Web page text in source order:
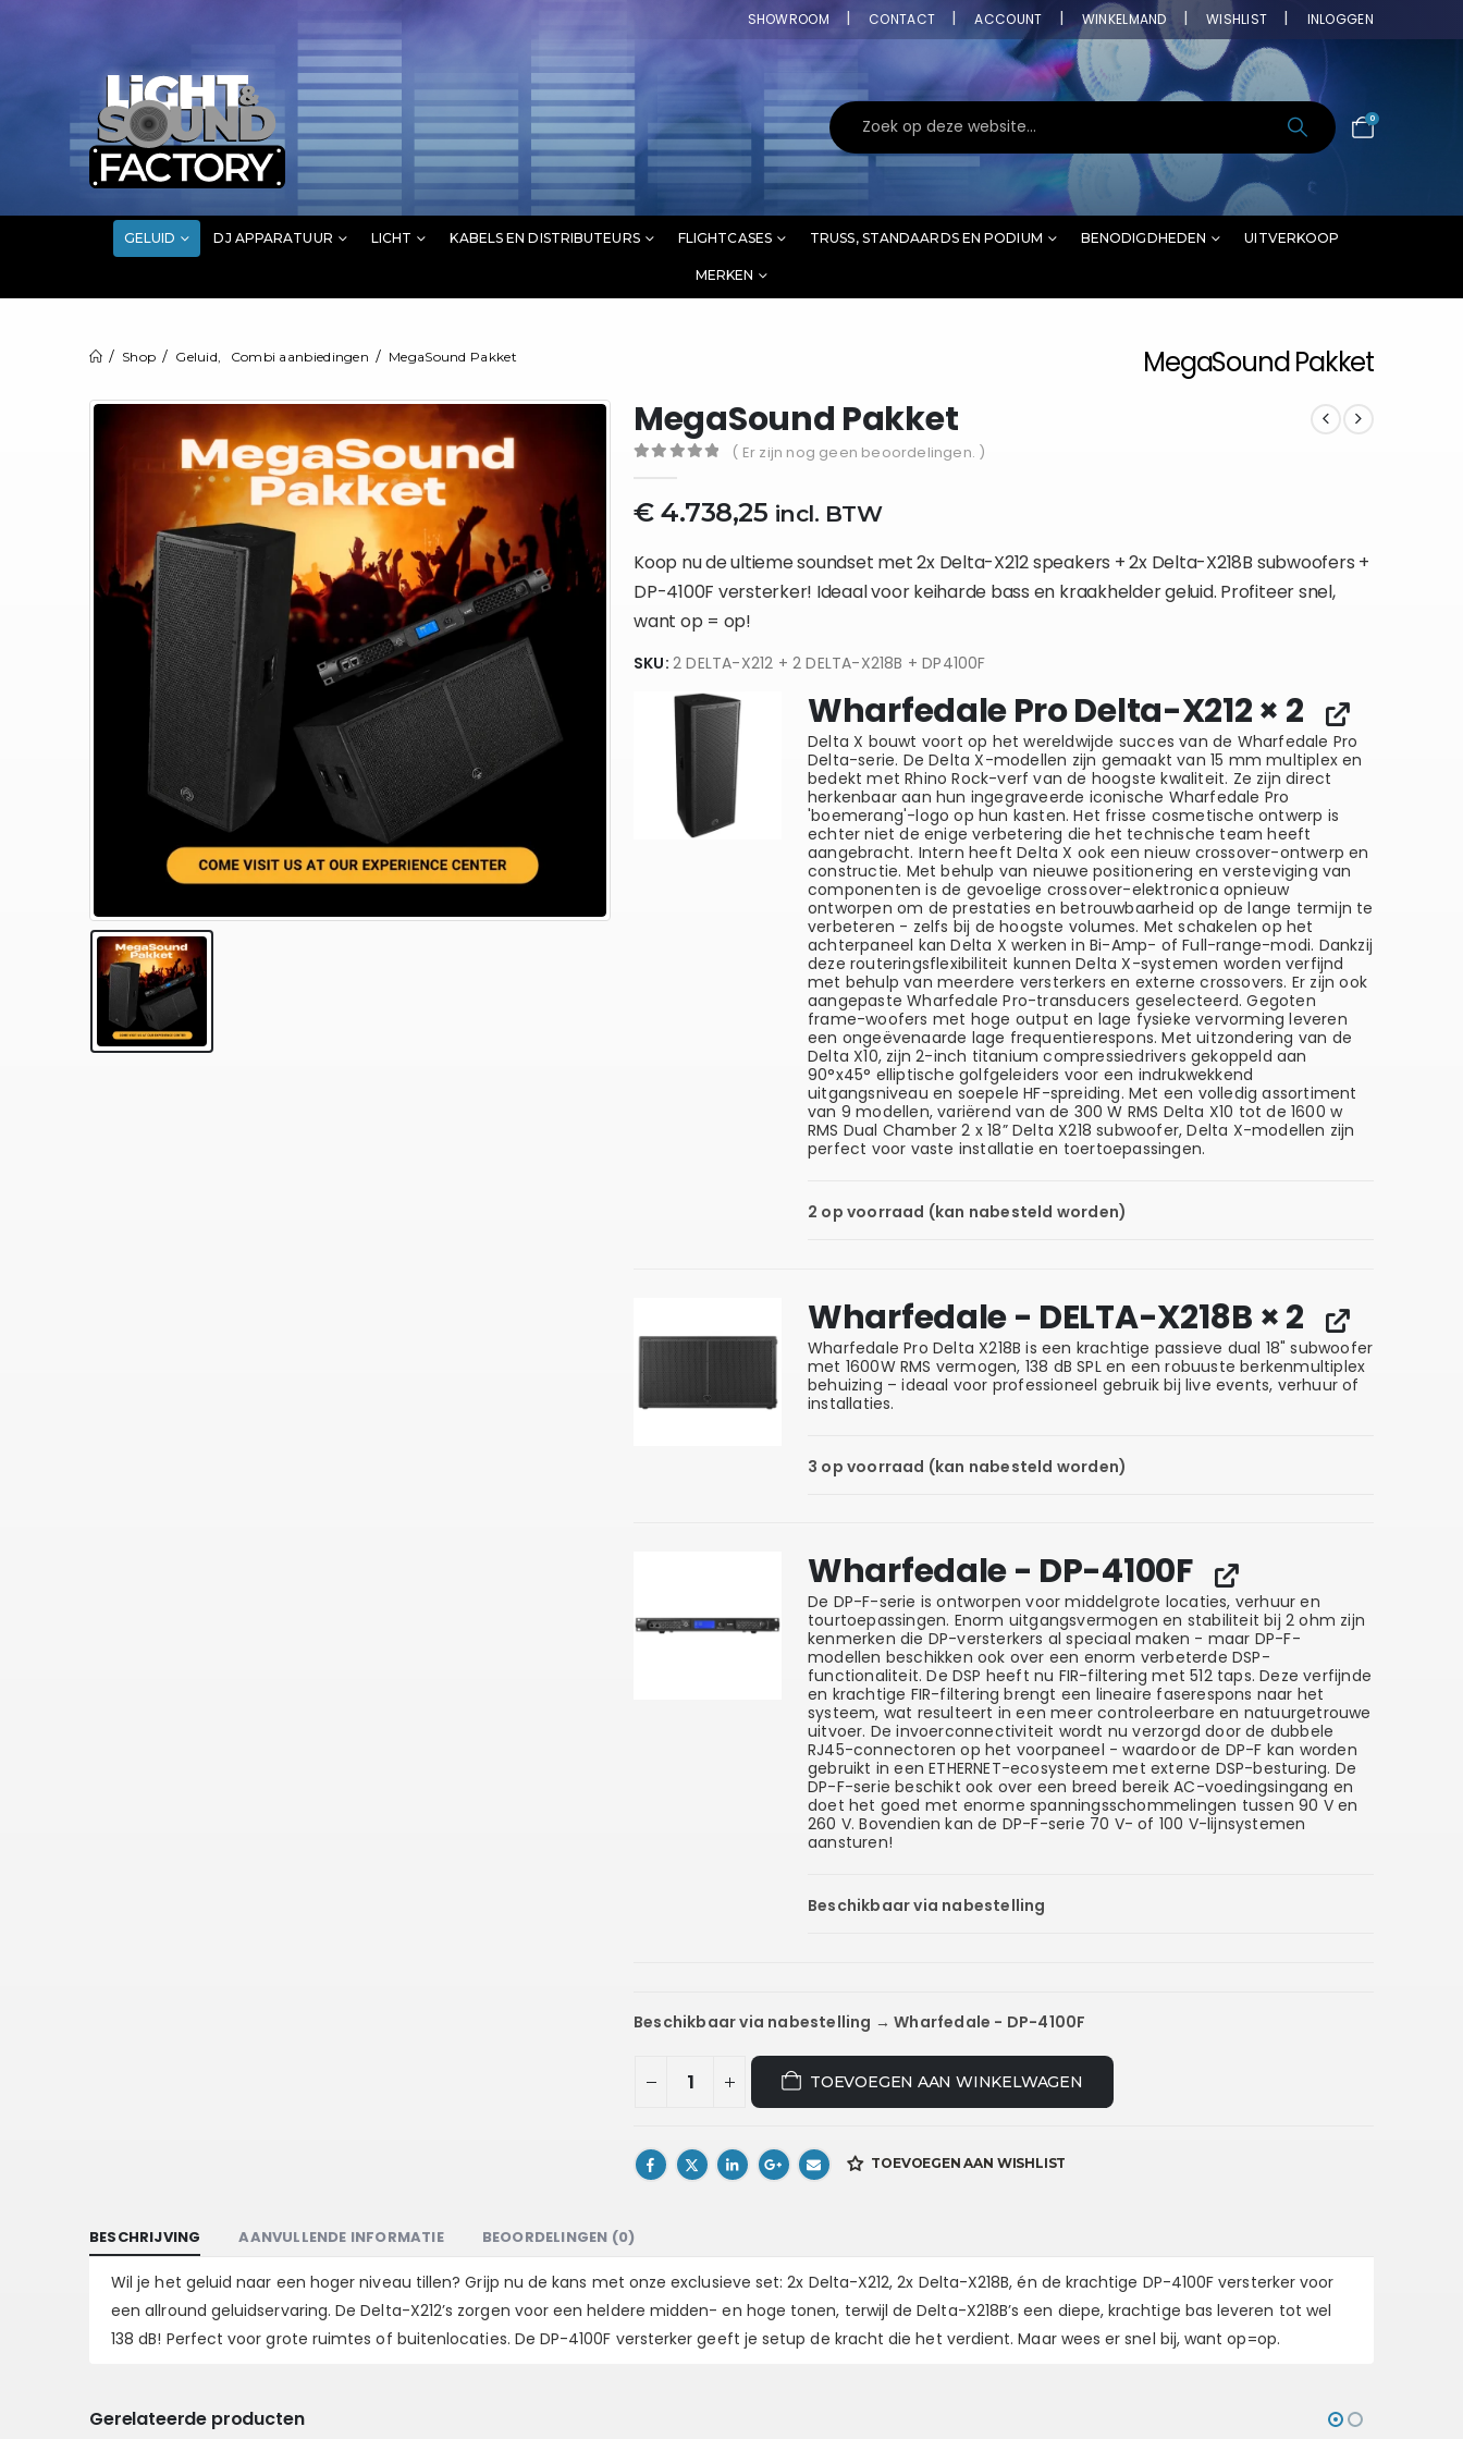
SHOWROOM CONTACT ACCOUNT WINKELMAND WISHLIST INLOGGEN
0
GELUID DJ APPARATUUR LICHT KABELS EN DISTRIBUTEURS FLIGHTCASES TRUSS, STANDAARDS EN PODIUM BENODIGDHEDEN UITVERKOOP
MERKEN
MegaSound Pakket
Shop Geluid Combi aanbiedingen MegaSound Pakket
MegaSound Pakket
( Er zijn nog geen beoordelingen. )
€4.738,25 incl. BTW
Koop nu de ultieme soundset met 2x Delta-X212speakers + 2x Delta-X218B subwoofers +
DP-4100F versterker! Ideaal voor keiharde bass en kraakhelder geluid. Profiteer snel,
want op = op!
SKU: 2 DELTA-X212 + 2 DELTA-X218B + DP4100F
Wharfedale Pro Delta-X212× 2
Delta X bouwt voort op het wereldwijde succes van de Wharfedale Pro
Delta-serie. De Delta X-modellen zijn gemaakt van 15 mm multiplex en
bedekt met Rhino Rock-verf van de hoogste kwaliteit. Ze zijn direct
herkenbaar aan hun ingegraveerde iconische Wharfedale Pro
'boemerang'-logo op hun kasten. Het frisse cosmetische ontwerp is
echter niet de enige verbetering die het technische team heeft
aangebracht. Intern heeft Delta X ook een nieuw crossover-ontwerp en
constructie. Met behulp van nieuwe positionering en versteviging van
componenten is de gevoelige crossover-elektronica opnieuw
ontworpen om de prestaties en betrouwbaarheid op de lange termijn te
verbeteren - zelfs bij de hoogste volumes. Met schakelen op het
achterpaneel kan Delta X werken in Bi-Amp- of Full-range-modi. Dankzij
deze routeringsflexibiliteit kunnen Delta X-systemen worden verfijnd
met behulp van meerdere versterkers en externe crossovers. Er zijn ook
aangepaste Wharfedale Pro-transducers geselecteerd. Gegoten
frame-woofers met hoge output en lage fysieke vervorming leveren
een ongeëvenaarde lage frequentierespons. Met uitzondering van de
Delta X10, zijn 2-inch titanium compressiedrivers gekoppeld aan
90°x45° elliptische golfgeleiders voor een indrukwekkend
uitgangsniveau en soepele HF-spreiding. Met een volledig assortiment
van 9 modellen, variërend van de 300 W RMS Delta X10 tot de 1600 w
RMS Dual Chamber 2 x 18” Delta X218 subwoofer, Delta X-modellen zijn
perfect voor vaste installatie en toertoepassingen.
2 op voorraad (kan nabesteld worden)
Wharfedale - DELTA-X218B × 2
Wharfedale Pro Delta X218B is een krachtige passieve dual 18" subwoofer
met 1600W RMS vermogen, 138 dB SPL en een robuuste berkenmultiplex
behuizing – ideaal voor professioneel gebruik bij live events, verhuur of
installaties.
3 op voorraad (kan nabesteld worden)
Wharfedale - DP-4100F
De DP-F-serie is ontworpen voor middelgrote locaties, verhuur en
tourtoepassingen. Enorm uitgangsvermogen en stabiliteit bij 2 ohm zijn
kenmerken die DP-versterkers al speciaal maken - maar DP-F-
modellen beschikken ook over een enorm verbeterde DSP-
functionaliteit. De DSP heeft nu FIR-filtering met 512 taps. Deze verfijnde
en krachtige FIR-filtering brengt een lineaire faserespons naar het
systeem, wat resulteert in een meer controleerbare en natuurgetrouwe
uitvoer. De invoerconnectiviteit wordt nu verzorgd door de dubbele
RJ45-connectoren op het voorpaneel - waardoor de DP-F kan worden
gebruikt in een ETHERNET-ecosysteem met externe DSP-besturing. De
DP-F-serie beschikt ook over een breed bereik AC-voedingsingang en
doet het goed met enorme spanningsschommelingen tussen 90 V en
260 V. Bovendien kan de DP-F-serie 70 V- of 100 V-lijnsystemen
aansturen!
Beschikbaar via nabestelling
Beschikbaar via nabestelling → Wharfedale - DP-4100F
TOEVOEGEN AAN WINKELWAGEN
TOEVOEGEN AAN WISHLIST
BESCHRIJVING AANVULLENDE INFORMATIE BEOORDELINGEN (0)
Wil je het geluid naar een hoger niveau tillen? Grijp nu de kans met onze exclusieve set:2x Delta-X212,2x Delta-X218B, én de krachtige DP-4100F versterkervoor
een allround geluidservaring. De Delta-X212’s zorgen voor een heldere midden- en hoge tonen, terwijl de Delta-X218B’s een diepe, krachtige bas leveren tot wel
138 dB! Perfect voor grote ruimtes of buitenlocaties. De DP-4100F versterker geeft je setup de kracht die het verdient. Maar wees er snel bij, want op=op.
Gerelateerde producten